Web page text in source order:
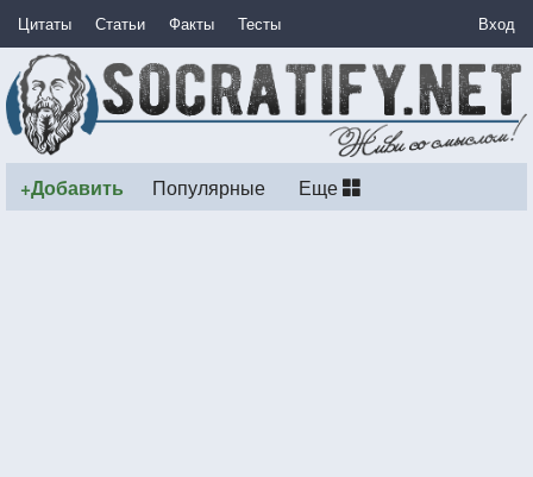
Цитаты Статьи Факты Тесты Вход
+Добавить Популярные Еще